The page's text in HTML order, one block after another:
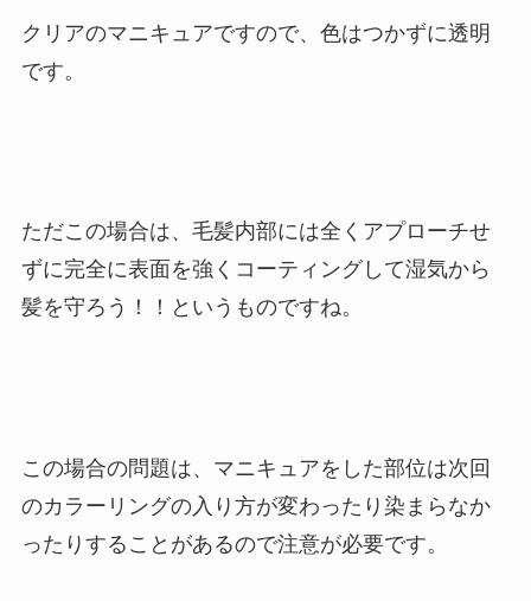
クリアのマニキュアですので、色はつかずに透明
です。
ただこの場合は、毛髪内部には全くアプローチせ
ずに完全に表面を強くコーティングして湿気から
髪を守ろう！！というものですね。
この場合の問題は、マニキュアをした部位は次回
のカラーリングの入り方が変わったり染まらなか
ったりすることがあるので注意が必要です。